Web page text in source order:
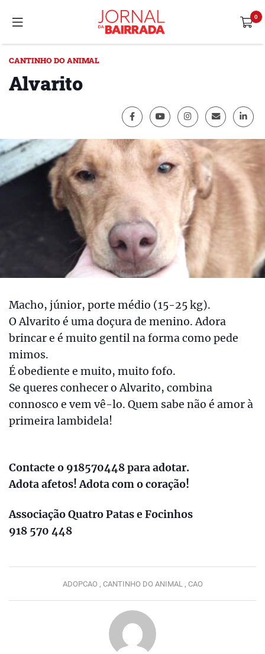
CANTINHO DO ANIMAL
Alvarito
Macho, júnior, porte médio (15-25 kg).
O Alvarito é uma doçura de menino. Adora
brincar e é muito gentil na forma como pede
mimos.
É obediente e muito, muito fofo.
Se queres conhecer o Alvarito, combina
connosco e vem vê-lo. Quem sabe não é amor à
primeira lambidela!
Contacte o 918570448 para adotar.
Adota afetos! Adota com o coração!
Associação Quatro Patas e Focinhos
918 570 448
ADOPCAO , CANTINHO DO ANIMAL , CAO